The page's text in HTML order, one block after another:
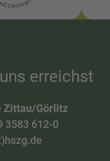
erreichst
Zittau/Görlitz
3583 612-0